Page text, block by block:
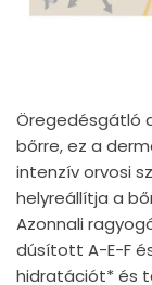
Öregedésgátló
bőrre, ez a
intenzív orvosi
helyreállítja a
Azonnali
dúsított A-E-F
hidratációt* és